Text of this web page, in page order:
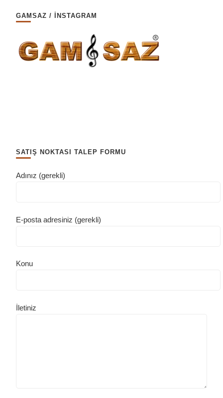
GAMSAZ / İNSTAGRAM
SATIŞ NOKTASI TALEP FORMU
Adınız (gerekli)
E-posta adresiniz (gerekli)
Konu
İletiniz